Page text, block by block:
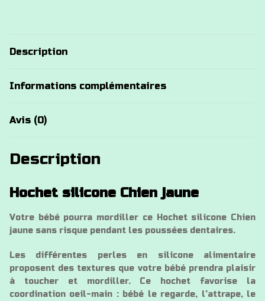
Description
Informations complémentaires
Avis (0)
Description
Hochet silicone Chien jaune
Votre bébé pourra mordiller ce Hochet silicone Chien
jaune sans risque pendant les poussées dentaires.
Les différentes perles en silicone alimentaire
proposent des textures que votre bébé prendra plaisir
à toucher et mordiller. Ce hochet favorise la
coordination oeil-main : bébé le regarde, l’attrape, le